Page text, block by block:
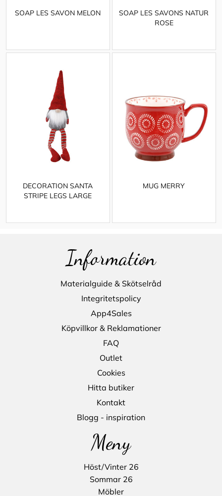
SOAP LES SAVON MELON
SOAP LES SAVONS NATUR
ROSE
DECORATION SANTA
STRIPE LEGS LARGE
MUG MERRY
Information
Materialguide & Skötselråd
Integritetspolicy
App4Sales
Köpvillkor & Reklamationer
FAQ
Outlet
Cookies
Hitta butiker
Kontakt
Blogg - inspiration
Meny
Höst/Vinter 26
Sommar 26
Möbler